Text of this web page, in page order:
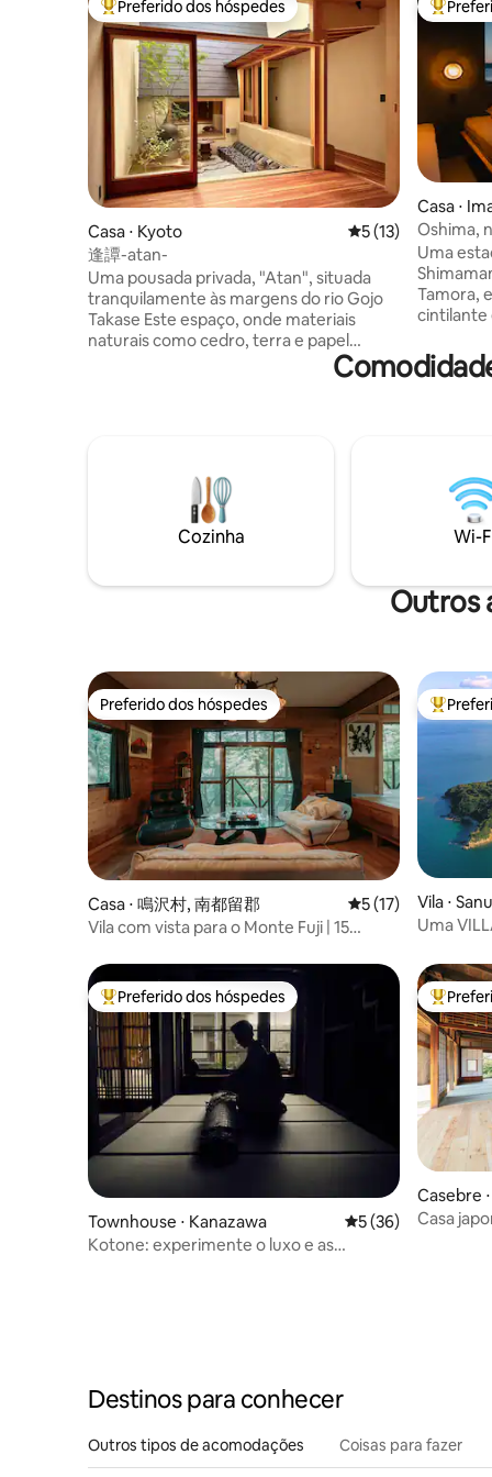
Entre os melhores preferidos dos hóspedes
Preferido dos hóspedes
Casa ⋅ Kyoto 5 de uma
5 (13)
逢譚-atan-
Uma pousada privada, "Atan", situada
tranquilamente às margens do rio Gojo
Takase Este espaço, onde materiais
naturais como cedro, terra e papel
japonês respiram silenciosamente,
mistura-se com a cidade de Quioto, mas
mergulhar na água quente derreterá seu
de luxo. Este é um lugar para quem quer
aproveitar o tempo de não fazer nada
Acorde de manhã com a luz suave
tempo aqui é memorável não só pelo
que você vê, mas também pela
temperatura do ar, a sensação das solas
dos seus pés e a tranquilidade dos sons. É
bom conversar com alguém, e é bom
passar um tempo sozinho. Espero que
esta pousada seja um lugar onde você
possa se distanciar um pouco da vida
cotidiana e confirmar sua própria
identidade. O nome "Aidan" Queríamos
criar uma pousada onde você possa
encontrar paisagens, ar, pessoas,
palavras e histórias que você nunca
certamente nascerá neste espaço em
que você passa o tempo.
Entre
Casa ⋅
Oshima,
Kaido.
Uma
Tamora,
cintilante
empresa
da viagem. Pode acomodar
de
ilha.A
beleza da noite. Há
artesanal
refresca
também
manhã e
minutos
refúgio
parar
um
que você
Cozinha Wi-
Outros
Preferido dos hóspedes
Preferido dos hóspedes
Casa ⋅ 鳴沢村, 南都留郡 5 de uma
5 (17)
Vila com vista para o Monte Fuji | 15
Kawaguchiko | Até 8 pessoas | 10 camas |
Sky Forest Zen Fuji
Entre
Vila ⋅
Uma
sauna
Entre os melhores preferidos dos hóspedes
Preferido dos hóspedes
Townhouse ⋅ Kanazawa 5 de uma avaliação
5 (36)
Kotone: experimente o luxo e as
Entre
Casebre
Casa
Destinos para conhecer
Outros tipos de acomodações Coisas para fazer